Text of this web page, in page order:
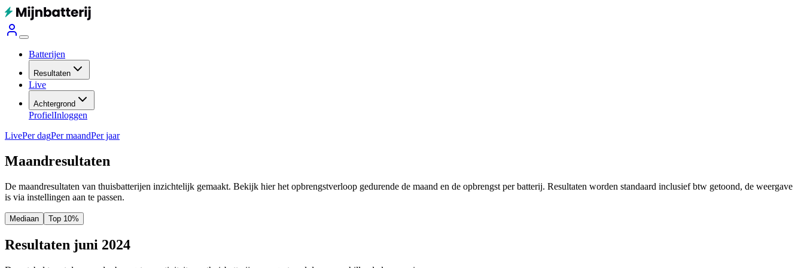
Batterijen
Resultaten
Live
Achtergrond
ProfielInloggen
LivePer dagPer maandPer jaar
Maandresultaten
De maandresultaten van thuisbatterijen inzichtelijk gemaakt. Bekijk hier het opbrengstverloop gedurende de maand en de opbrengst per batterij. Resultaten worden standaard inclusief btw getoond, de weergave
is via instellingen aan te passen.
Mediaan Top 10%
Resultaten juni 2024